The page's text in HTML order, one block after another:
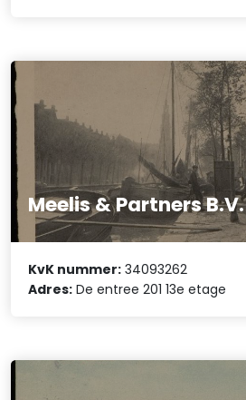
Meelis & Partners B.V.
KvK nummer: 34093262
Adres: De entree 201 13e etage